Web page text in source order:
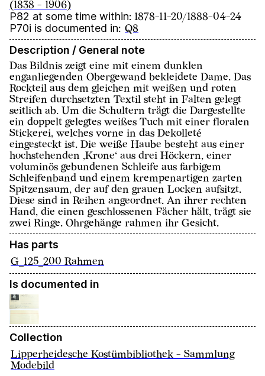
(1838 - 1906)
P82 at some time within: 1878-11-20/1888-04-24
P70i is documented in: Q8
Description / General note
Das Bildnis zeigt eine mit einem dunklen
enganliegenden Obergewand bekleidete Dame. Das
Rockteil aus dem gleichen mit weißen und roten
Streifen durchsetzten Textil steht in Falten gelegt
seitlich ab. Um die Schultern trägt die Dargestellte
ein doppelt gelegtes weißes Tuch mit einer floralen
Stickerei, welches vorne in das Dekolleté
eingesteckt ist. Die weiße Haube besteht aus einer
hochstehenden ‚Krone‘ aus drei Höckern, einer
voluminös gebundenen Schleife aus farbigem
Schleifenband und einem krempenartigen zarten
Spitzensaum, der auf den grauen Locken aufsitzt.
Diese sind in Reihen angeordnet. An ihrer rechten
Hand, die einen geschlossenen Fächer hält, trägt sie
zwei Ringe. Ohrgehänge rahmen ihr Gesicht.
Has parts
G_125_200 Rahmen
Is documented in
Collection
Lipperheidesche Kostümbibliothek - Sammlung
Modebild